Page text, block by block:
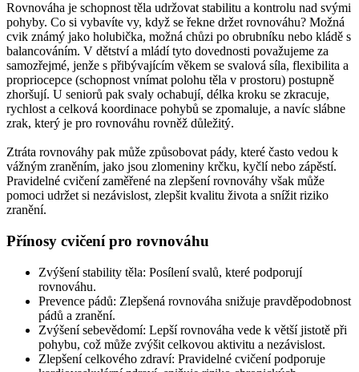
Rovnováha je schopnost těla udržovat stabilitu a kontrolu nad svými
pohyby. Co si vybavíte vy, když se řekne držet rovnováhu? Možná
cvik známý jako holubička, možná chůzi po obrubníku nebo kládě s
balancováním. V dětství a mládí tyto dovednosti považujeme za
samozřejmé, jenže s přibývajícím věkem se svalová síla, flexibilita a
propriocepce (schopnost vnímat polohu těla v prostoru) postupně
zhoršují. U seniorů pak svaly ochabují, délka kroku se zkracuje,
rychlost a celková koordinace pohybů se zpomaluje, a navíc slábne
zrak, který je pro rovnováhu rovněž důležitý.
Ztráta rovnováhy pak může způsobovat pády, které často vedou k
vážným zraněním, jako jsou zlomeniny krčku, kyčlí nebo zápěstí.
Pravidelné cvičení zaměřené na zlepšení rovnováhy však může
pomoci udržet si nezávislost, zlepšit kvalitu života a snížit riziko
zranění.
Přínosy cvičení pro rovnováhu
Zvýšení stability těla: Posílení svalů, které podporují
rovnováhu.
Prevence pádů: Zlepšená rovnováha snižuje pravděpodobnost
pádů a zranění.
Zvýšení sebevědomí: Lepší rovnováha vede k větší jistotě při
pohybu, což může zvýšit celkovou aktivitu a nezávislost.
Zlepšení celkového zdraví: Pravidelné cvičení podporuje